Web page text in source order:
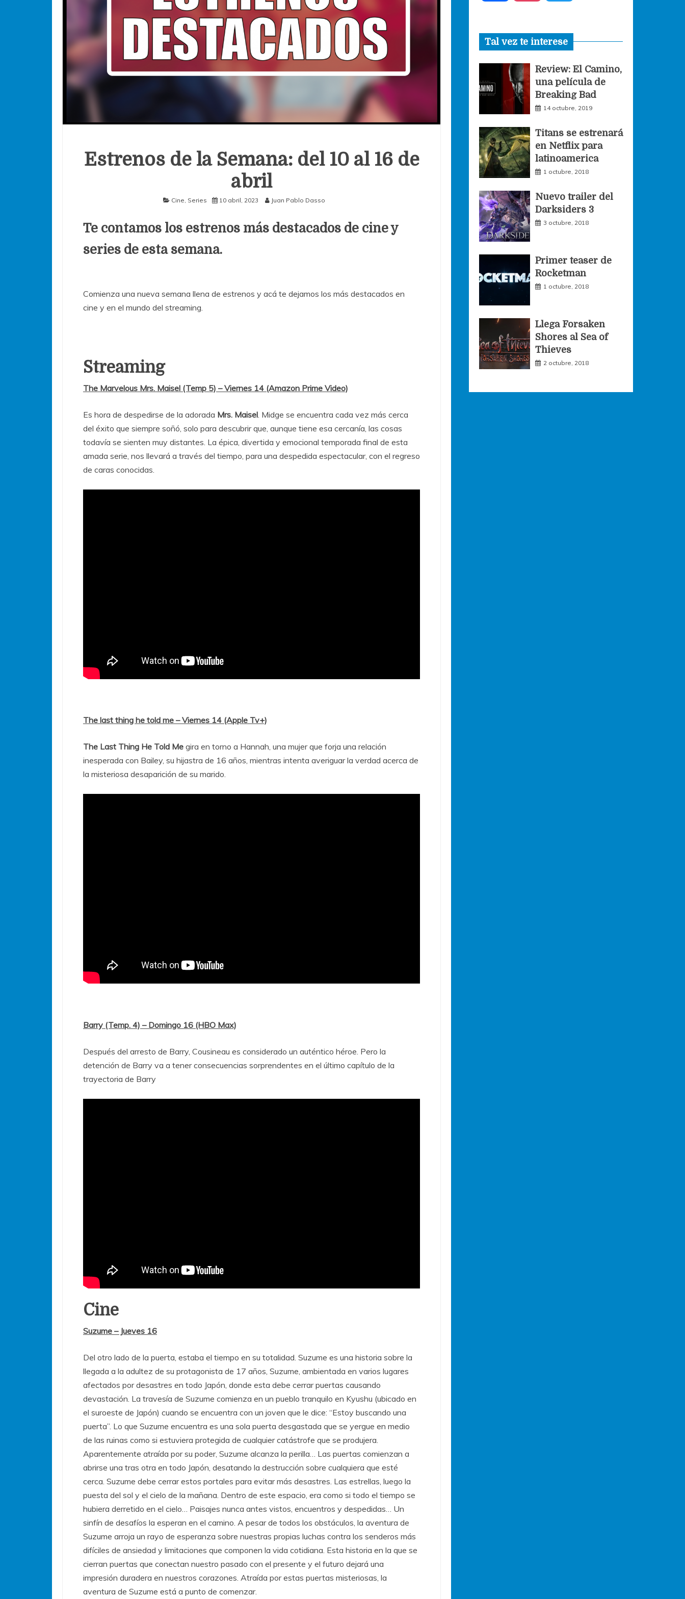
Estrenos de la Semana: del 10 al 16 de
abril
Cine Series 10 abril, 2023 Juan Pablo Dasso
Te contamos los estrenos más destacados de cine y
series de esta semana.
Comienza una nueva semana llena de estrenos y acá te dejamos los más destacados en
cine y en el mundo del streaming.
Streaming
The Marvelous Mrs. Maisel (Temp 5) – Viernes 14 (Amazon Prime Video)
Es hora de despedirse de la adorada Mrs. Maisel . Midge se encuentra cada vez más cerca
del éxito que siempre soñó, solo para descubrir que, aunque tiene esa cercanía, las cosas
todavía se sienten muy distantes. La épica, divertida y emocional temporada final de esta
amada serie, nos llevará a través del tiempo, para una despedida espectacular, con el regreso
de caras conocidas.
The last thing he told me – Viernes 14 (Apple Tv+)
The Last Thing He Told Me gira en torno a Hannah, una mujer que forja una relación
inesperada con Bailey, su hijastra de 16 años, mientras intenta averiguar la verdad acerca de
la misteriosa desaparición de su marido.
Barry (Temp. 4) – Domingo 16 (HBO Max)
Después del arresto de Barry, Cousineau es considerado un auténtico héroe. Pero la
detención de Barry va a tener consecuencias sorprendentes en el último capítulo de la
trayectoria de Barry
Cine
Suzume – Jueves 16
Del otro lado de la puerta, estaba el tiempo en su totalidad. Suzume es una historia sobre la
llegada a la adultez de su protagonista de 17 años, Suzume, ambientada en varios lugares
afectados por desastres en todo Japón, donde esta debe cerrar puertas causando
devastación. La travesía de Suzume comienza en un pueblo tranquilo en Kyushu (ubicado en
el suroeste de Japón) cuando se encuentra con un joven que le dice: “Estoy buscando una
puerta”. Lo que Suzume encuentra es una sola puerta desgastada que se yergue en medio
de las ruinas como si estuviera protegida de cualquier catástrofe que se produjera.
Aparentemente atraída por su poder, Suzume alcanza la perilla… Las puertas comienzan a
abrirse una tras otra en todo Japón, desatando la destrucción sobre cualquiera que esté
cerca. Suzume debe cerrar estos portales para evitar más desastres. Las estrellas, luego la
puesta del sol y el cielo de la mañana. Dentro de este espacio, era como si todo el tiempo se
hubiera derretido en el cielo… Paisajes nunca antes vistos, encuentros y despedidas… Un
sinfín de desafíos la esperan en el camino. A pesar de todos los obstáculos, la aventura de
Suzume arroja un rayo de esperanza sobre nuestras propias luchas contra los senderos más
difíciles de ansiedad y limitaciones que componen la vida cotidiana. Esta historia en la que se
cierran puertas que conectan nuestro pasado con el presente y el futuro dejará una
impresión duradera en nuestros corazones. Atraída por estas puertas misteriosas, la
aventura de Suzume está a punto de comenzar.
c
e
b
o
o
s
t
a
g
r
m
i
t
t
r
Tal vez te interese
Review: El Camino,
una película de
Breaking Bad
14 octubre, 2019
Titans se estrenará
en Netflix para
latinoamerica
1 octubre, 2018
Nuevo trailer del
Darksiders 3
3 octubre, 2018
Primer teaser de
Rocketman
1 octubre, 2018
Llega Forsaken
Shores al Sea of
Thieves
2 octubre, 2018